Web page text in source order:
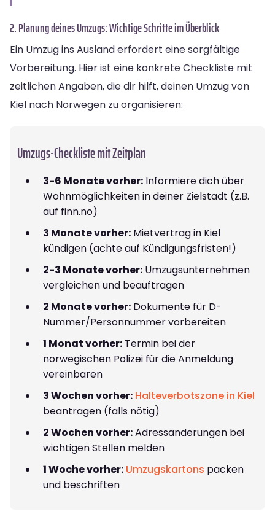
2. Planung deines Umzugs: Wichtige Schritte im Überblick
Ein Umzug ins Ausland erfordert eine sorgfältige
Vorbereitung. Hier ist eine konkrete Checkliste mit
zeitlichen Angaben, die dir hilft, deinen Umzug von
Kiel nach Norwegen zu organisieren:
Umzugs-Checkliste mit Zeitplan
3-6 Monate vorher: Informiere dich über
Wohnmöglichkeiten in deiner Zielstadt (z.B.
auf finn.no)
3 Monate vorher: Mietvertrag in Kiel
kündigen (achte auf Kündigungsfristen!)
2-3 Monate vorher: Umzugsunternehmen
vergleichen und beauftragen
2 Monate vorher: Dokumente für D-
Nummer/Personnummer vorbereiten
1 Monat vorher: Termin bei der
norwegischen Polizei für die Anmeldung
vereinbaren
3 Wochen vorher: Halteverbotszone in Kiel
beantragen (falls nötig)
2 Wochen vorher:Adressänderungen bei
wichtigen Stellen melden
1 Woche vorher: Umzugskartons packen
und beschriften